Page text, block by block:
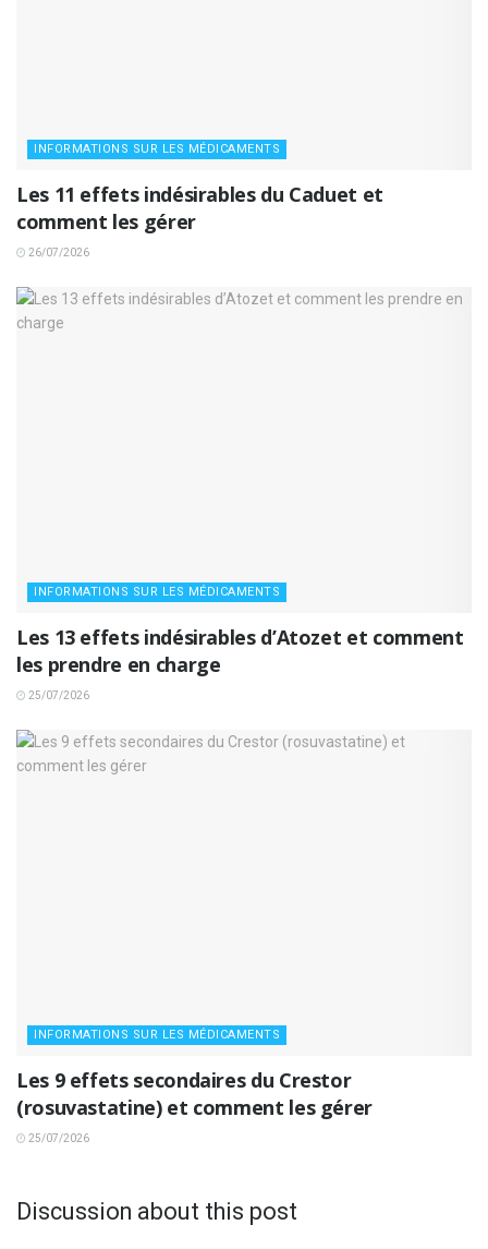
INFORMATIONS SUR LES MÉDICAMENTS
Les 11 effets indésirables du Caduet et
comment les gérer
26/07/2026
INFORMATIONS SUR LES MÉDICAMENTS
Les 13 effets indésirables d’Atozet et comment
les prendre en charge
25/07/2026
INFORMATIONS SUR LES MÉDICAMENTS
Les 9 effets secondaires du Crestor
(rosuvastatine) et comment les gérer
25/07/2026
Discussion about this post